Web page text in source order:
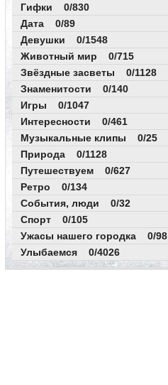
Гифки 0/830
Дата 0/89
Девушки 0/1548
Животный мир 0/715
Звёздные засветы 0/1128
Знаменитости 0/140
Игры 0/1047
Интересности 0/461
Музыкальные клипы 0/25
Природа 0/1128
Путешествуем 0/627
Ретро 0/134
События, люди 0/32
Спорт 0/105
Ужасы нашего городка 0/98
Улыбаемся 0/4026